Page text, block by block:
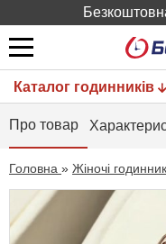
Каталог годинників
Про товар
Головна » Жіночі